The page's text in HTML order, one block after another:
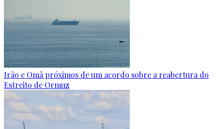
Irão e Omã próximos de um acordo sobre a reabertura do
Estreito de Ormuz